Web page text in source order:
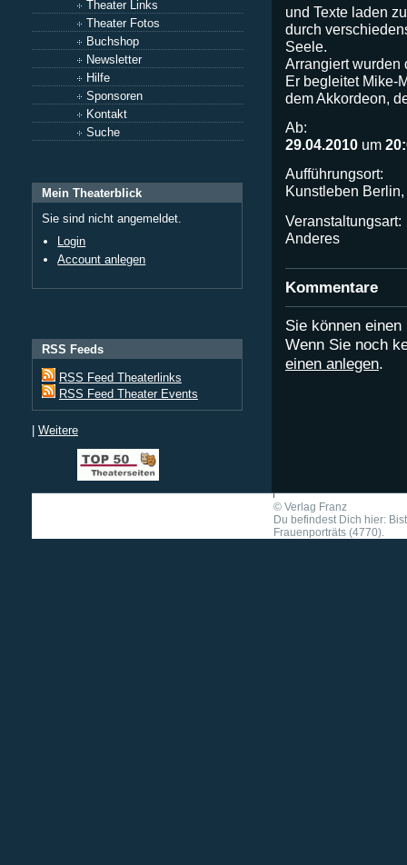
Theater Links
Theater Fotos
Buchshop
Newsletter
Hilfe
Sponsoren
Kontakt
Suche
Mein Theaterblick
Sie sind nicht angemeldet.
Login
Account anlegen
RSS Feeds
RSS Feed Theaterlinks
RSS Feed Theater Events
| Weitere
und Texte laden
durch
Seele.
Arrangiert wurden
Er begleitet Mike-
dem Akkordeon,
Ab:
29.04.2010 um
Aufführungsort:
Kunstleben
Veranstaltungsart:
Anderes
Kommentare
Sie können
Wenn Sie noch
einen anlegen.
© Verlag Franz
Du befindest Dich hier:
Frauenporträts (4770).